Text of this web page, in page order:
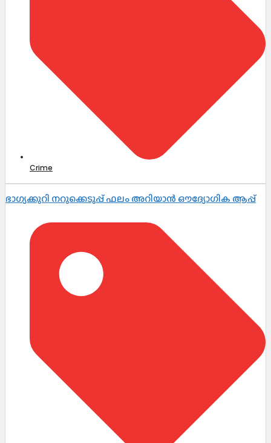
Crime
ഭാഗ്യക്കുറി നറുക്കെടുപ്പ് ഫലം അറിയാൻ ഔദ്യോഗിക ആപ്പ്